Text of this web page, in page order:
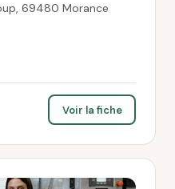
69480 Morance
Voir la fiche